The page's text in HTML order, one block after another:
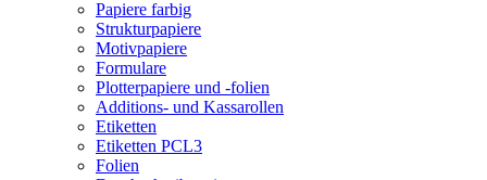
Papiere farbig
Strukturpapiere
Motivpapiere
Formulare
Plotterpapiere und -folien
Additions- und Kassarollen
Etiketten
Etiketten PCL3
Folien